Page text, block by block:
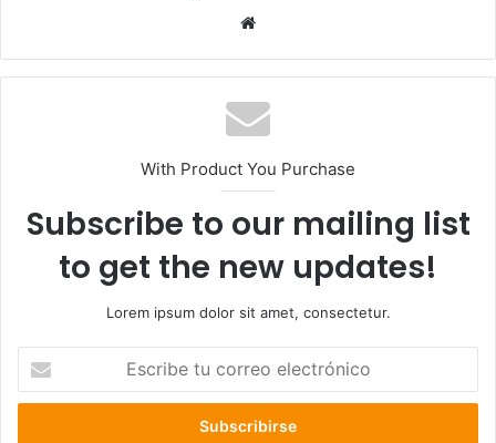
With Product You Purchase
Subscribe to our mailing list
to get the new updates!
Lorem ipsum dolor sit amet, consectetur.
correo